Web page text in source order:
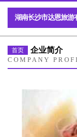
湖南长沙市达恩旅游
首页 企业简介
COMPANY